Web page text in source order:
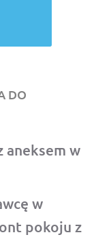
DO
w
w
pokoju z